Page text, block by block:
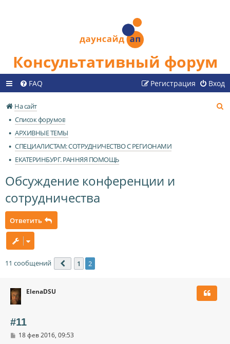
Консультативный форум
FAQ Вход
Регистрация
На сайт
Список форумов
АРХИВНЫЕ ТЕМЫ
СПЕЦИАЛИСТАМ: СОТРУДНИЧЕСТВО С РЕГИОНАМИ
ЕКАТЕРИНБУРГ. РАННЯЯ ПОМОЩЬ
Обсуждение конференции и
сотрудничества
Ответить
11 сообщений Пред.
1 2
ElenaDSU
#11
С18 фев 2016, 09:53